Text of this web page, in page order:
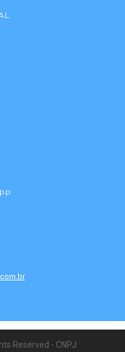
Reserved - CNPJ